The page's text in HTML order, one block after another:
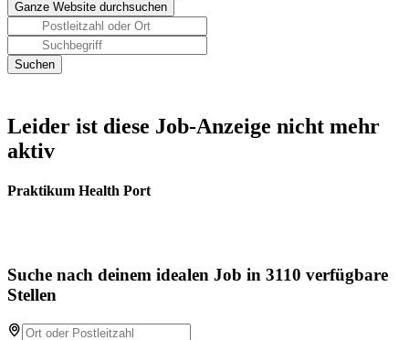
Leider ist diese Job-Anzeige nicht mehr
aktiv
Praktikum Health Port
Suche nach deinem idealen Job in 3110 verfügbare
Stellen